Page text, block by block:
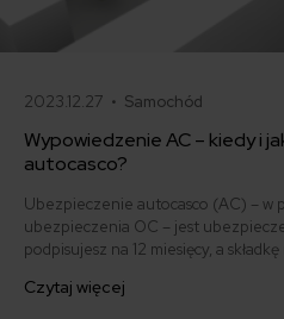
2023.12.27 • Samochód
Wypowiedzenie AC – kiedy i
autocasco?
Ubezpieczenie autocasco (AC) – w
ubezpieczenia OC – jest
podpisujesz na 12 miesięcy, a
ofertę lub zdecydowałeś się
Czytaj więcej